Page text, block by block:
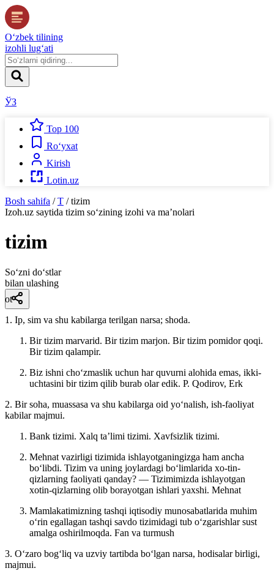
O‘zbek tilining
izohli lug‘ati
ЎЗ
Top 100
Ro‘yxat
Kirish
Lotin.uz
Bosh sahifa / T / tizim
Izoh.uz saytida tizim so‘zining izohi va ma’nolari
tizim
So‘zni do‘stlar
bilan ulashing
ot
1. Ip, sim va shu kabilarga terilgan narsa; shoda.
Bir tizim marvarid. Bir tizim marjon. Bir tizim pomidor qoqi.
Bir tizim qalampir.
Biz ishni choʻzmaslik uchun har quvurni alohida emas, ikki-
uchtasini bir tizim qilib burab olar edik. P. Qodirov, Erk
2. Bir soha, muassasa va shu kabilarga oid yoʻnalish, ish-faoliyat
kabilar majmui.
Bank tizimi. Xalq taʼlimi tizimi. Xavfsizlik tizimi.
Mehnat vazirligi tizimida ishlayotganingizga ham ancha
boʻlibdi. Tizim va uning joylardagi boʻlimlarida xo-tin-
qizlarning faoliyati qanday? — Tizimimizda ishlayotgan
xotin-qizlarning olib borayotgan ishlari yaxshi. Mehnat
Mamlakatimizning tashqi iqtisodiy munosabatlarida muhim
oʻrin egallagan tashqi savdo tizimidagi tub oʻzgarishlar sust
amalga oshirilmoqda. Fan va turmush
3. Oʻzaro bogʻliq va uzviy tartibda boʻlgan narsa, hodisalar birligi,
majmui.